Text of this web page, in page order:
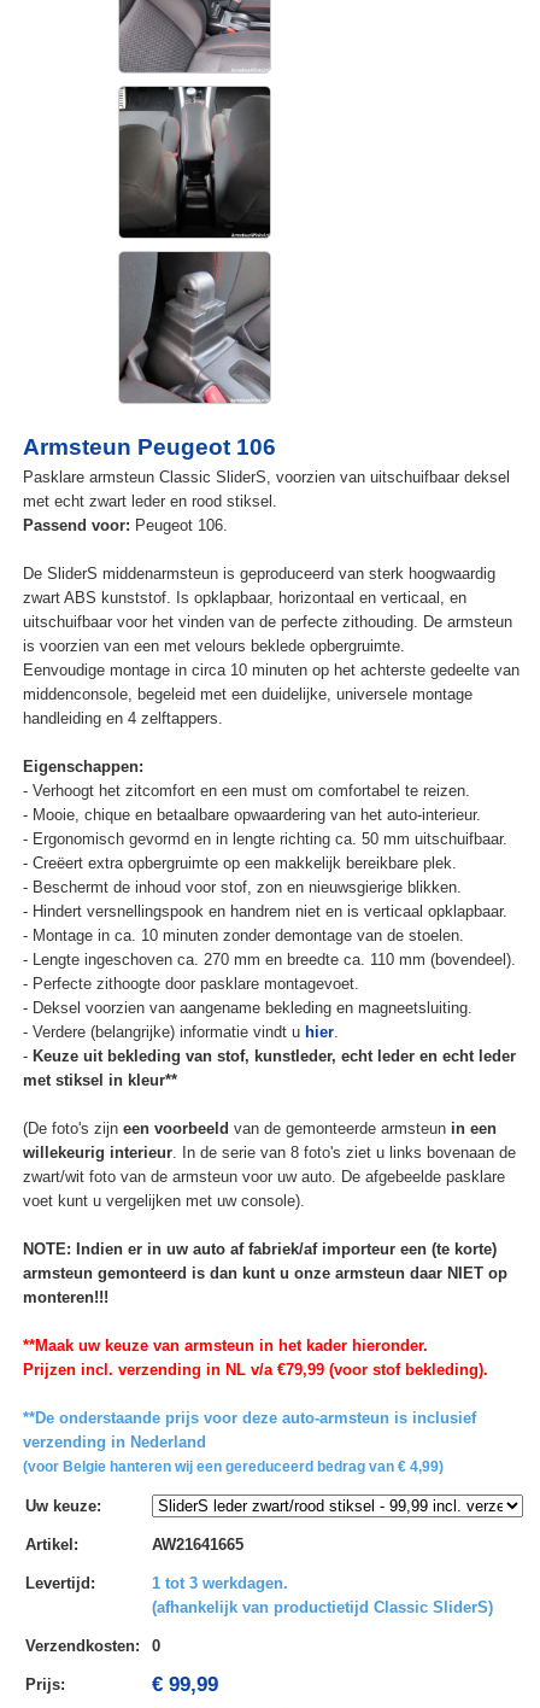
Armsteun Peugeot 106
Pasklare armsteun Classic SliderS, voorzien van uitschuifbaar deksel
met echt zwart leder en rood stiksel.
Passend voor: Peugeot 106.
De SliderS middenarmsteun is geproduceerd van sterk hoogwaardig
zwart ABS kunststof. Is opklapbaar, horizontaal en verticaal, en
uitschuifbaar voor het vinden van de perfecte zithouding. De armsteun
is voorzien van een met velours beklede opbergruimte.
Eenvoudige montage in circa 10 minuten op het achterste gedeelte van
middenconsole, begeleid met een duidelijke, universele montage
handleiding en 4 zelftappers.
Eigenschappen:
- Verhoogt het zitcomfort en een must om comfortabel te reizen.
- Mooie, chique en betaalbare opwaardering van het auto-interieur.
- Ergonomisch gevormd en in lengte richting ca. 50 mm uitschuifbaar.
- Creëert extra opbergruimte op een makkelijk bereikbare plek.
- Beschermt de inhoud voor stof, zon en nieuwsgierige blikken.
- Hindert versnellingspook en handrem niet en is verticaal opklapbaar.
- Montage in ca. 10 minuten zonder demontage van de stoelen.
- Lengte ingeschoven ca. 270 mm en breedte ca. 110 mm (bovendeel).
- Perfecte zithoogte door pasklare montagevoet.
- Deksel voorzien van aangename bekleding en magneetsluiting.
- Verdere (belangrijke) informatie vindt u hier.
- Keuze uit bekleding van stof, kunstleder, echt leder en echt leder
met stiksel in kleur**
(De foto's zijn een voorbeeld van de gemonteerde armsteun in een
willekeurig interieur. In de serie van 8 foto's ziet u links bovenaan de
zwart/wit foto van de armsteun voor uw auto. De afgebeelde pasklare
voet kunt u vergelijken met uw console).
NOTE: Indien er in uw auto af fabriek/af importeur een (te korte)
armsteun gemonteerd is dan kunt u onze armsteun daar NIET op
monteren!!!
**Maak uw keuze van armsteun in het kader hieronder.
Prijzen incl. verzending in NL v/a €79,99 (voor stof bekleding).
**De onderstaande prijs voor deze auto-armsteun is inclusief
verzending in Nederland
(voor Belgie hanteren wij een gereduceerd bedrag van € 4,99)
Uw keuze:
Artikel : AW21641665
Levertijd :
1 tot 3 werkdagen.
(afhankelijk van productietijd Classic SliderS)
Verzendkosten: 0
Prijs: € 99,99